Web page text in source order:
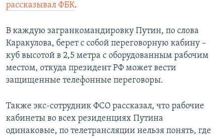
рассказывал ФБК.
В каждую загранкомандировку Путин, по слова
Каракулова, берет с собой переговорную кабину –
куб высотой в 2,5 метра с оборудованным рабочим
местом, откуда президент РФ может вести
защищенные телефонные переговоры.
Также экс-сотрудник ФСО рассказал, что рабочие
кабинеты во всех резиденциях Путина
одинаковые, по телетрансляции нельзя понять, где